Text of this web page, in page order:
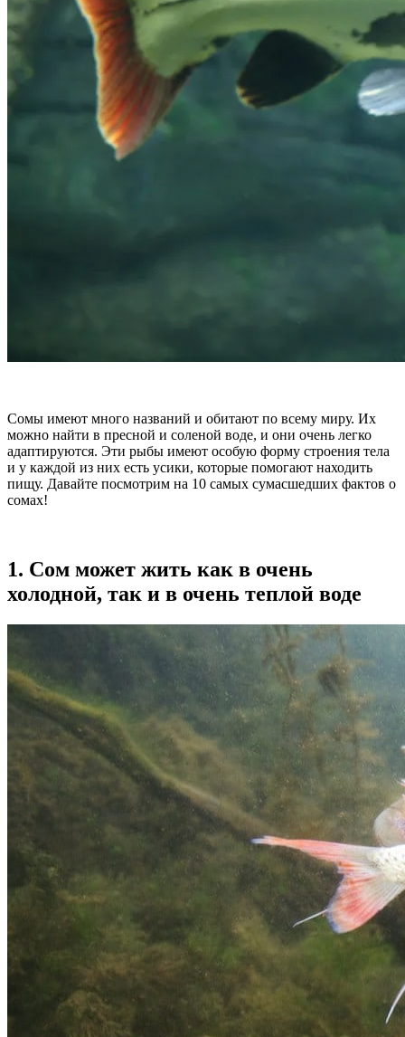
Сомы имеют много названий и обитают по всему миру. Их
можно найти в пресной и соленой воде, и они очень легко
адаптируются. Эти рыбы имеют особую форму строения тела
и у каждой из них есть усики, которые помогают находить
пищу. Давайте посмотрим на 10 самых сумасшедших фактов о
сомах!
1. Сом может жить как в очень
холодной, так и в очень теплой воде